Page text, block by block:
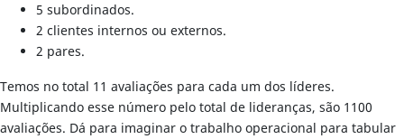
5 subordinados.
2 clientes internos ou externos.
2 pares.
Temos no total 11 avaliações para cada um dos líderes.
Multiplicando esse número pelo total de lideranças, são 1100
avaliações. Dá para imaginar o trabalho operacional para tabular